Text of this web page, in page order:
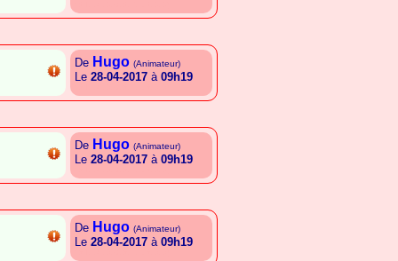
De Hugo (Animateur)
Le 28-04-2017 à 09h19
De Hugo (Animateur)
Le 28-04-2017 à 09h19
De Hugo (Animateur)
Le 28-04-2017 à 09h19